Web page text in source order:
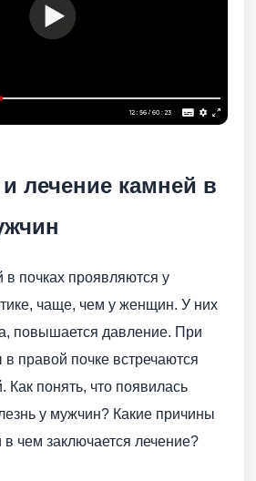
лечение камней в
почках проявляются у
чаще, чем у женщин. У них
повышается давление. При
правой почке встречаются
Как понять, что появилась
у мужчин? Какие причины
чем заключается лечение?